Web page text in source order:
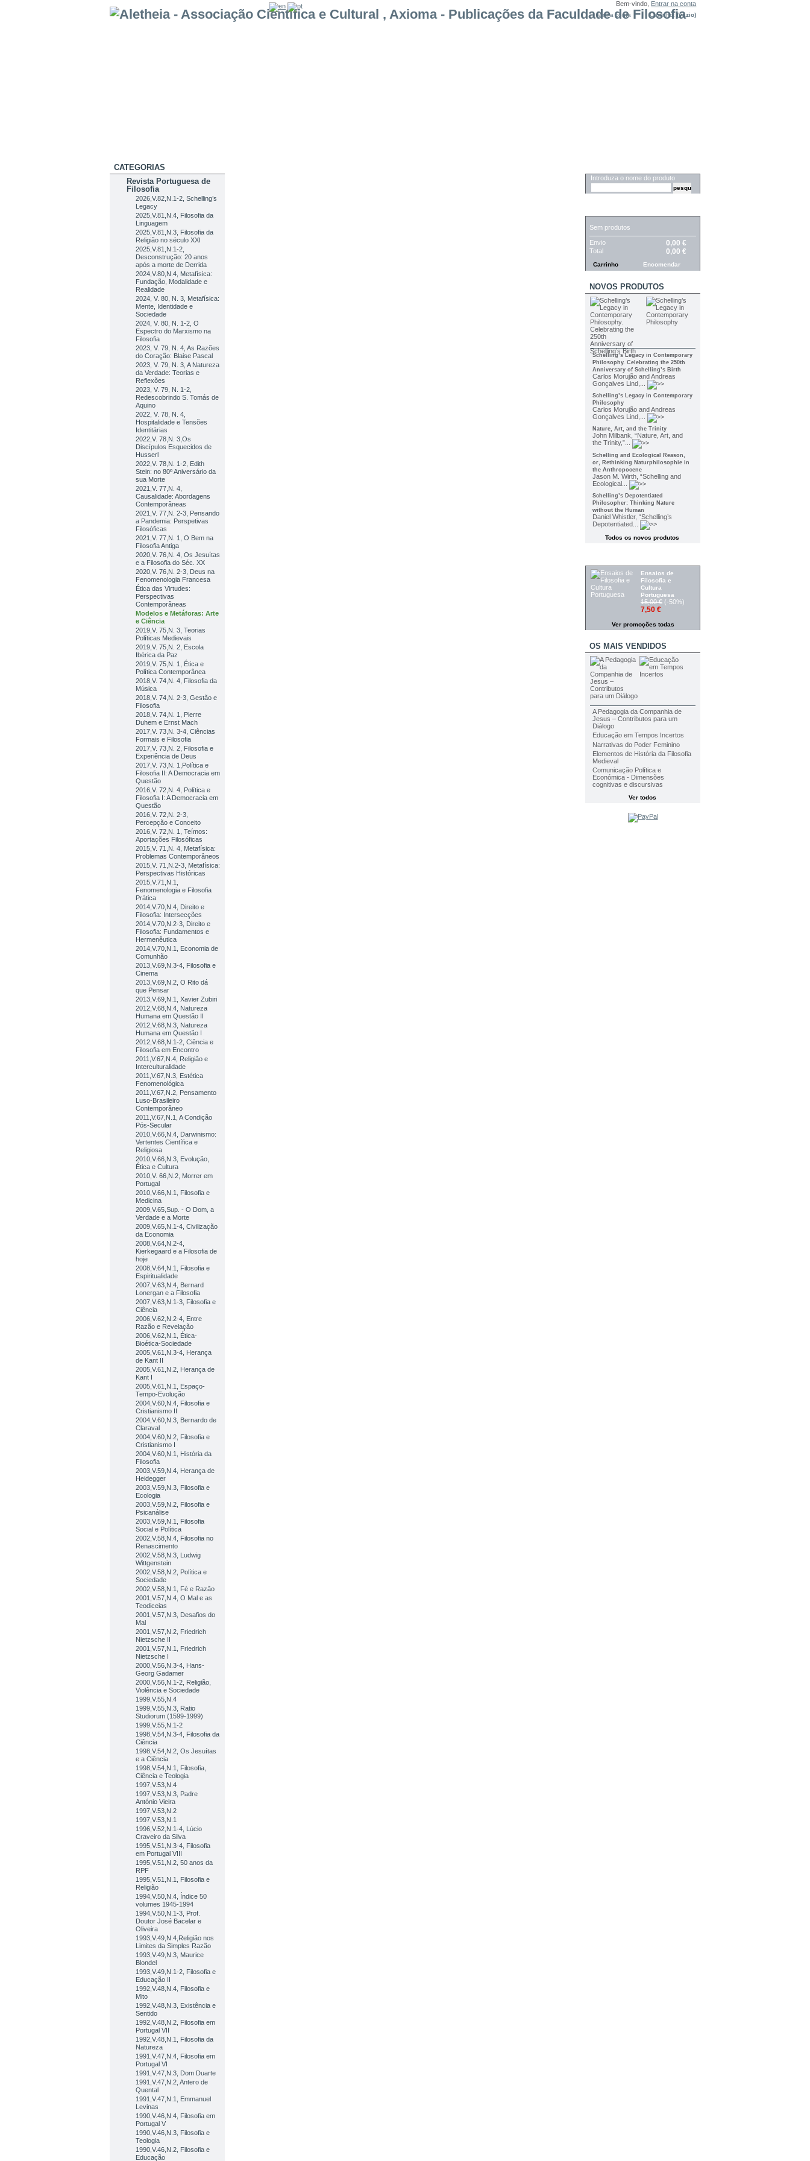
Bem-vindo, Entrar na conta
Carrinho: (vazio)
Minha conta
CATEGORIAS
Revista Portuguesa de
Filosofia
2026,V.82,N.1-2, Schelling’s
Legacy
2025,V.81,N.4, Filosofia da
Linguagem
2025,V.81,N.3, Filosofia da
Religião no século XXI
2025,V.81,N.1-2,
Desconstrução: 20 anos
após a morte de Derrida
2024,V.80,N.4, Metafísica:
Fundação, Modalidade e
Realidade
2024, V. 80, N. 3, Metafísica:
Mente, Identidade e
Sociedade
2024, V. 80, N. 1-2, O
Espectro do Marxismo na
Filosofia
2023, V. 79, N. 4, As Razões
do Coração: Blaise Pascal
2023, V. 79, N. 3, A Natureza
da Verdade: Teorias e
Reflexões
2023, V. 79, N. 1-2,
Redescobrindo S. Tomás de
Aquino
2022, V. 78, N. 4,
Hospitalidade e Tensões
Identitárias
2022,V. 78,N. 3,Os
Discípulos Esquecidos de
Husserl
2022,V. 78,N. 1-2, Edith
Stein: no 80º Aniversário da
sua Morte
2021,V. 77,N. 4,
Causalidade: Abordagens
Contemporâneas
2021,V. 77,N. 2-3, Pensando
a Pandemia: Perspetivas
Filosóficas
2021,V. 77,N. 1, O Bem na
Filosofia Antiga
2020,V. 76,N. 4, Os Jesuítas
e a Filosofia do Séc. XX
2020,V. 76,N. 2-3, Deus na
Fenomenologia Francesa
Ética das Virtudes:
Perspectivas
Contemporâneas
Modelos e Metáforas: Arte
e Ciência
2019,V. 75,N. 3, Teorias
Políticas Medievais
2019,V. 75,N. 2, Escola
Ibérica da Paz
2019,V. 75,N. 1, Ética e
Política Contemporânea
2018,V. 74,N. 4, Filosofia da
Música
2018,V. 74,N. 2-3, Gestão e
Filosofia
2018,V. 74,N. 1, Pierre
Duhem e Ernst Mach
2017,V. 73,N. 3-4, Ciências
Formais e Filosofia
2017,V. 73,N. 2, Filosofia e
Experiência de Deus
2017,V. 73,N. 1,Política e
Filosofia II: A Democracia em
Questão
2016,V. 72,N. 4, Política e
Filosofia I: A Democracia em
Questão
2016,V. 72,N. 2-3,
Percepção e Conceito
2016,V. 72,N. 1, Teímos:
Aportações Filosóficas
2015,V. 71,N. 4, Metafísica:
Problemas Contemporâneos
2015,V. 71,N.2-3, Metafísica:
Perspectivas Históricas
2015,V.71,N.1,
Fenomenologia e Filosofia
Prática
2014,V.70,N.4, Direito e
Filosofia: Intersecções
2014,V.70,N.2-3, Direito e
Filosofia: Fundamentos e
Hermenêutica
2014,V.70,N.1, Economia de
Comunhão
2013,V.69,N.3-4, Filosofia e
Cinema
2013,V.69,N.2, O Rito dá
que Pensar
2013,V.69,N.1, Xavier Zubiri
2012,V.68,N.4, Natureza
Humana em Questão II
2012,V.68,N.3, Natureza
Humana em Questão I
2012,V.68,N.1-2, Ciência e
Filosofia em Encontro
2011,V.67,N.4, Religião e
Interculturalidade
2011,V.67,N.3, Estética
Fenomenológica
2011,V.67,N.2, Pensamento
Luso-Brasileiro
Contemporâneo
2011,V.67,N.1, A Condição
Pós-Secular
2010,V.66,N.4, Darwinismo:
Vertentes Científica e
Religiosa
2010,V.66,N.3, Evolução,
Ética e Cultura
2010,V. 66,N.2, Morrer em
Portugal
2010,V.66,N.1, Filosofia e
Medicina
2009,V.65,Sup. - O Dom, a
Verdade e a Morte
2009,V.65,N.1-4, Civilização
da Economia
2008,V.64,N.2-4,
Kierkegaard e a Filosofia de
hoje
2008,V.64,N.1, Filosofia e
Espiritualidade
2007,V.63,N.4, Bernard
Lonergan e a Filosofia
2007,V.63,N.1-3, Filosofia e
Ciência
2006,V.62,N.2-4, Entre
Razão e Revelação
2006,V.62,N.1, Ética-
Bioética-Sociedade
2005,V.61,N.3-4, Herança
de Kant II
2005,V.61,N.2, Herança de
Kant I
2005,V.61,N.1, Espaço-
Tempo-Evolução
2004,V.60,N.4, Filosofia e
Cristianismo II
2004,V.60,N.3, Bernardo de
Claraval
2004,V.60,N.2, Filosofia e
Cristianismo I
2004,V.60,N.1, História da
Filosofia
2003,V.59,N.4, Herança de
Heidegger
2003,V.59,N.3, Filosofia e
Ecologia
2003,V.59,N.2, Filosofia e
Psicanálise
2003,V.59,N.1, Filosofia
Social e Política
2002,V.58,N.4, Filosofia no
Renascimento
2002,V.58,N.3, Ludwig
Wittgenstein
2002,V.58,N.2, Política e
Sociedade
2002,V.58,N.1, Fé e Razão
2001,V.57,N.4, O Mal e as
Teodiceias
2001,V.57,N.3, Desafios do
Mal
2001,V.57,N.2, Friedrich
Nietzsche II
2001,V.57,N.1, Friedrich
Nietzsche I
2000,V.56,N.3-4, Hans-
Georg Gadamer
2000,V.56,N.1-2, Religião,
Violência e Sociedade
1999,V.55,N.4
1999,V.55,N.3, Ratio
Studiorum (1599-1999)
1999,V.55,N.1-2
1998,V.54,N.3-4, Filosofia da
Ciência
1998,V.54,N.2, Os Jesuítas
e a Ciência
1998,V.54,N.1, Filosofia,
Ciência e Teologia
1997,V.53,N.4
1997,V.53,N.3, Padre
António Vieira
1997,V.53,N.2
1997,V.53,N.1
1996,V.52,N.1-4, Lúcio
Craveiro da Silva
1995,V.51,N.3-4, Filosofia
em Portugal VIII
1995,V.51,N.2, 50 anos da
RPF
1995,V.51,N.1, Filosofia e
Religião
1994,V.50,N.4, Índice 50
volumes 1945-1994
1994,V.50,N.1-3, Prof.
Doutor José Bacelar e
Oliveira
1993,V.49,N.4,Religião nos
Limites da Simples Razão
1993,V.49,N.3, Maurice
Blondel
1993,V.49,N.1-2, Filosofia e
Educação II
1992,V.48,N.4, Filosofia e
Mito
1992,V.48,N.3, Existência e
Sentido
1992,V.48,N.2, Filosofia em
Portugal VII
1992,V.48,N.1, Filosofia da
Natureza
1991,V.47,N.4, Filosofia em
Portugal VI
1991,V.47,N.3, Dom Duarte
1991,V.47,N.2, Antero de
Quental
1991,V.47,N.1, Emmanuel
Levinas
1990,V.46,N.4, Filosofia em
Portugal V
1990,V.46,N.3, Filosofia e
Teologia
1990,V.46,N.2, Filosofia e
Educação
Introduza o nome do produto
Sem produtos
Envio 0,00 €
Total 0,00 €
Carrinho Encomendar
NOVOS PRODUTOS
Schelling’s Legacy in Contemporary
Philosophy. Celebrating the 250th
Anniversary of Schelling’s Birth
Carlos Morujão and Andreas
Gonçalves Lind,...
Schelling’s Legacy in Contemporary
Philosophy
Carlos Morujão and Andreas
Gonçalves Lind,...
Nature, Art, and the Trinity
John Milbank, “Nature, Art, and
the Trinity,”...
Schelling and Ecological Reason,
or, Rethinking Naturphilosophie in
the Anthropocene
Jason M. Wirth, “Schelling and
Ecological...
Schelling’s Depotentiated
Philosopher: Thinking Nature
without the Human
Daniel Whistler, “Schelling’s
Depotentiated...
Todos os novos produtos
Ensaios de
Filosofia e
Cultura
Portuguesa
15,00 € (-50%)
7,50 €
Ver promoções todas
OS MAIS VENDIDOS
A Pedagogia da Companhia de
Jesus – Contributos para um
Diálogo
Educação em Tempos Incertos
Narrativas do Poder Feminino
Elementos de História da Filosofia
Medieval
Comunicação Política e
Económica - Dimensões
cognitivas e discursivas
Ver todos